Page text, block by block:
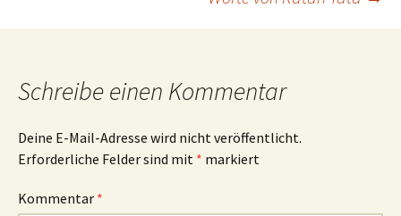
Schreibe einen Kommentar
Deine E-Mail-Adresse wird nicht veröffentlicht.
Erforderliche Felder sind mit * markiert
Kommentar *